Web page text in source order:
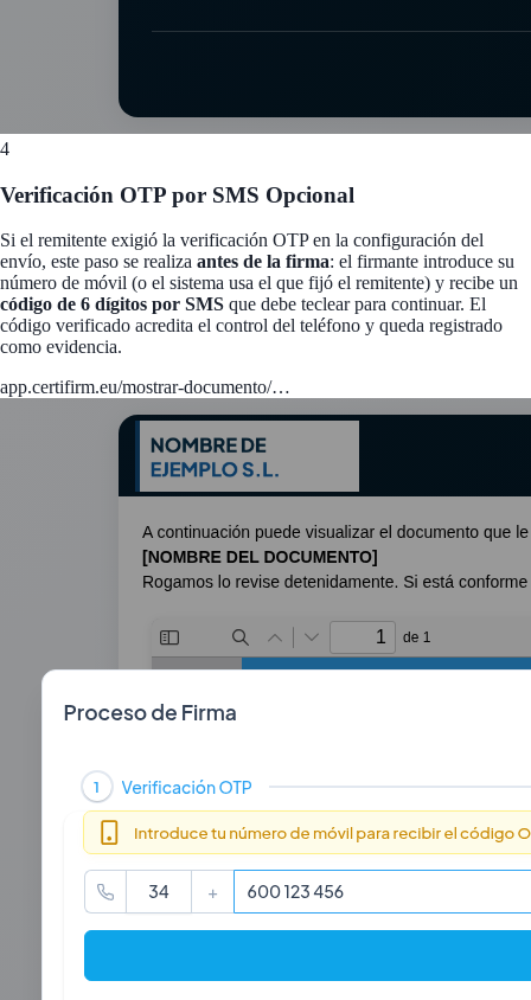
4
Verificación OTP por SMS Opcional
Si el remitente exigió la verificación OTP en la configuración del
envío, este paso se realiza antes de la firma: el firmante introduce su
número de móvil (o el sistema usa el que fijó el remitente) y recibe un
código de 6 dígitos por SMS que debe teclear para continuar. El
código verificado acredita el control del teléfono y queda registrado
como evidencia.
app.certifirm.eu/mostrar-documento/…